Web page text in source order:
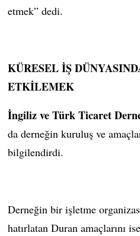
etmek” dedi.
KÜRESEL İŞ
ETKİLEMEK
İngiliz ve Türk Ticaret
da derneğin kuruluş ve
bilgilendirdi.
Derneğin bir işletme
hatırlatan Duran amaçlarını